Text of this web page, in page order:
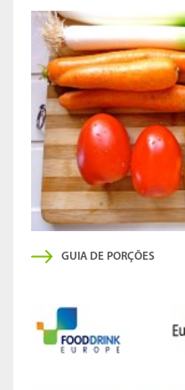
GUIA DE PORÇÕES